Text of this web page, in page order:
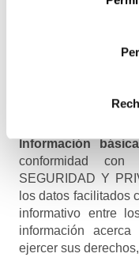
Información
conformidad
SEGURIDAD Y
los datos facilitados
informativo entre
información
ejercer sus